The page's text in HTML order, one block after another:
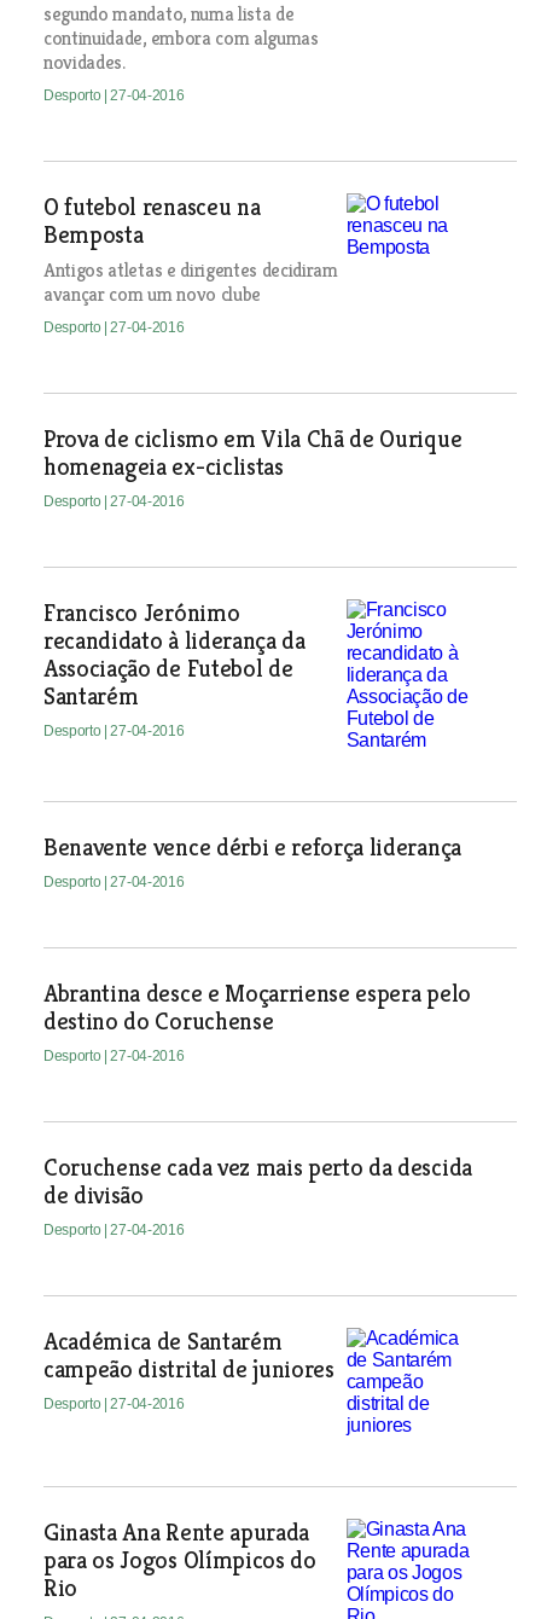
segundo mandato, numa lista de
continuidade, embora com algumas
novidades.
Desporto | 27-04-2016
O futebol renasceu na
Bemposta
Antigos atletas e dirigentes decidiram
avançar com um novo clube
Desporto | 27-04-2016
Prova de ciclismo em Vila Chã de Ourique
homenageia ex-ciclistas
Desporto | 27-04-2016
Francisco Jerónimo
recandidato à liderança da
Associação de Futebol de
Santarém
Desporto | 27-04-2016
Benavente vence dérbi e reforça liderança
Desporto | 27-04-2016
Abrantina desce e Moçarriense espera pelo
destino do Coruchense
Desporto | 27-04-2016
Coruchense cada vez mais perto da descida
de divisão
Desporto | 27-04-2016
Académica de Santarém
campeão distrital de juniores
Desporto | 27-04-2016
Ginasta Ana Rente apurada
para os Jogos Olímpicos do
Rio